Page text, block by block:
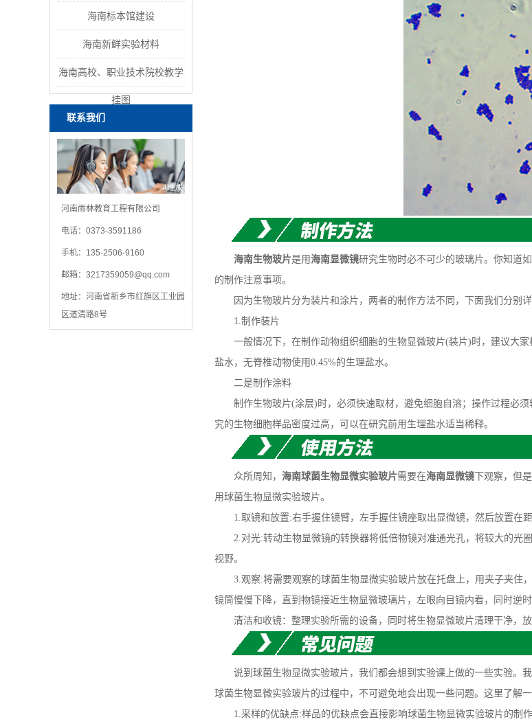
海南标本馆建设
海南新鲜实验材料
海南高校、职业技术院校教学
挂图
联系我们
河南雨林教育工程有限公司
电话：0373-3591186
手机：135-2506-9160
邮箱： 3217359059@qq.com
地址：河南省新乡市红旗区工业园
区道清路8号
海南生物玻片是用海南显微镜研究生物时必不可少的玻璃片。你知道
的制作注意事项。
因为生物玻片分为装片和涂片，两者的制作方法不同，下面我们分别详
1.制作装片
一般情况下，在制作动物组织细胞的生物显微玻片(装片)时，建议大家
盐水，无脊椎动物使用0.45%的生理盐水。
二是制作涂料
制作生物玻片(涂层)时，必须快速取材，避免细胞自溶；操作过程必须
究的生物细胞样品密度过高，可以在研究前用生理盐水适当稀释。
众所周知， 海南球菌生物显微实验玻片需要在海南显微镜 下观察，但
用球菌生物显微实验玻片。
1.取镜和放置:右手握住镜臂，左手握住镜座取出显微镜，然后放置在距
2.对光:转动生物显微镜的转换器将低倍物镜对准通光孔，将较大的光
视野。
3.观察:将需要观察的球菌生物显微实验玻片放在托盘上，用夹子夹住
镜筒慢慢下降，直到物镜接近生物显微玻璃片，左眼向目镜内看，同时逆
清洁和收镜：整理实验所需的设备，同时将生物显微玻片清理干净，放
说到球菌生物显微实验玻片，我们都会想到实验课上做的一些实验。
球菌生物显微实验玻片的过程中，不可避免地会出现一些问题。这里了解
1.采样的优缺点:样品的优缺点会直接影响球菌生物显微实验玻片的制